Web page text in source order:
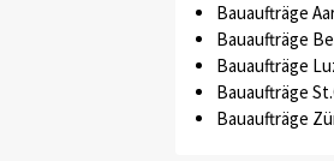
Bauaufträge
Bauaufträge
Bauaufträge
Bauaufträge
Bauaufträge